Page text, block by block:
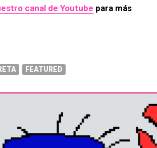
canal de Youtube para más
FEATURED